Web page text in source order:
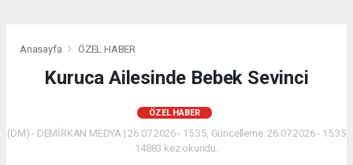
Anasayfa ÖZEL HABER
Kuruca Ailesinde Bebek Sevinci
ÖZEL HABER
(DM) - DEMİRKAN MEDYA | 26.07.2026 - 15:35, Güncelleme: 26.07.2026 - 15:35
14883 kez okundu.